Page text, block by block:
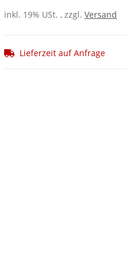
inkl. 19% USt. , zzgl. Versand
Lieferzeit auf Anfrage